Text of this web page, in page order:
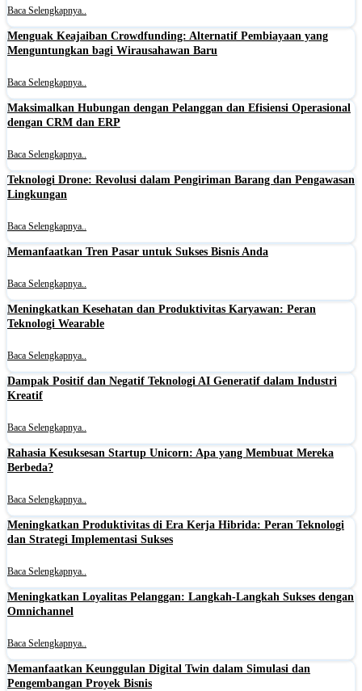
Baca Selengkapnya..
Menguak Keajaiban Crowdfunding: Alternatif Pembiayaan yang
Menguntungkan bagi Wirausahawan Baru
Baca Selengkapnya..
Maksimalkan Hubungan dengan Pelanggan dan Efisiensi Operasional
dengan CRM dan ERP
Baca Selengkapnya..
Teknologi Drone: Revolusi dalam Pengiriman Barang dan Pengawasan
Lingkungan
Baca Selengkapnya..
Memanfaatkan Tren Pasar untuk Sukses Bisnis Anda
Baca Selengkapnya..
Meningkatkan Kesehatan dan Produktivitas Karyawan: Peran
Teknologi Wearable
Baca Selengkapnya..
Dampak Positif dan Negatif Teknologi AI Generatif dalam Industri
Kreatif
Baca Selengkapnya..
Rahasia Kesuksesan Startup Unicorn: Apa yang Membuat Mereka
Berbeda?
Baca Selengkapnya..
Meningkatkan Produktivitas di Era Kerja Hibrida: Peran Teknologi
dan Strategi Implementasi Sukses
Baca Selengkapnya..
Meningkatkan Loyalitas Pelanggan: Langkah-Langkah Sukses dengan
Omnichannel
Baca Selengkapnya..
Memanfaatkan Keunggulan Digital Twin dalam Simulasi dan
Pengembangan Proyek Bisnis